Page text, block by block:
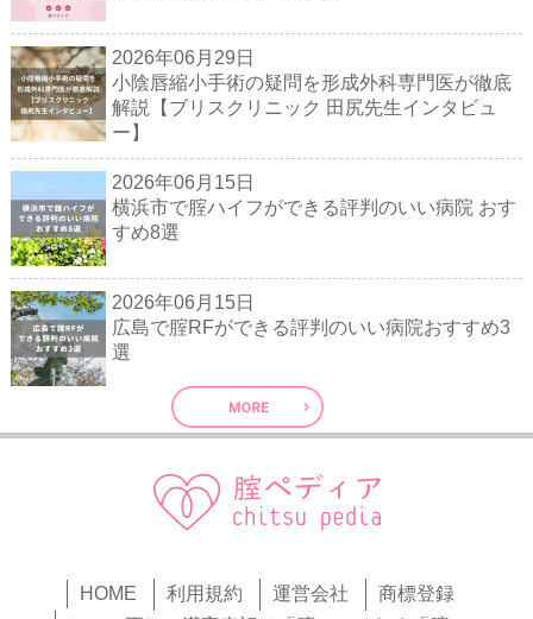
2026年06月29日
小陰唇縮小手術の疑問を形成外科専門医が徹底
解説【ブリスクリニック 田尻先生インタビュ
ー】
2026年06月15日
横浜市で腟ハイフができる評判のいい病院 おす
すめ8選
2026年06月15日
広島で腟RFができる評判のいい病院おすすめ3
選
HOME 利用規約 運営会社
商標登録